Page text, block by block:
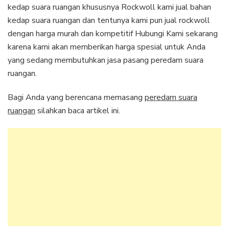
kedap suara ruangan khususnya Rockwoll kami jual bahan
kedap suara ruangan dan tentunya kami pun jual rockwoll
dengan harga murah dan kompetitif Hubungi Kami sekarang
karena kami akan memberikan harga spesial untuk Anda
yang sedang membutuhkan jasa pasang peredam suara
ruangan.
Bagi Anda yang berencana memasang peredam suara
ruangan silahkan baca artikel ini.